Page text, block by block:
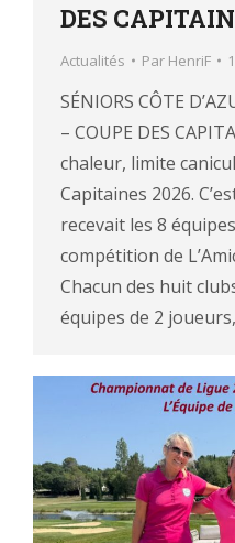
DES
Actualités Par HenriF
SÉNIORS CÔTE
– COUPE DES
chaleur, limite
Capitaines 2026.
recevait les 8
compétition de
Chacun des huit
équipes de 2